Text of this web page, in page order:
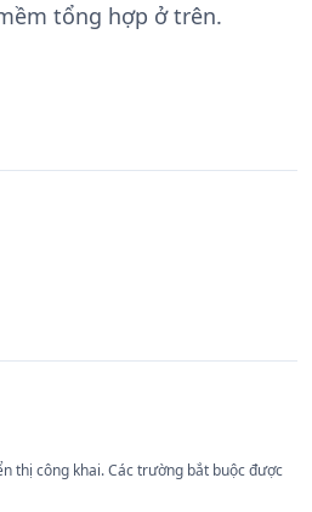
tổng hợp ở trên.
thị công khai.Các trường bắt buộc được